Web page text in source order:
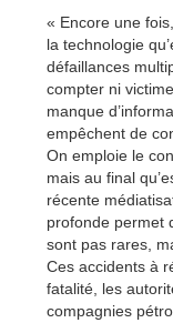
« Encore une
la technologie
défaillances
compter ni
manque
empêchent de
On emploie le
mais au final
récente
profonde permet
sont pas rares,
Ces accidents à
fatalité, les
compagnies